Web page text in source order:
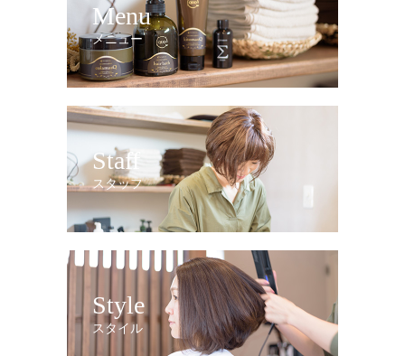
Menu
メニュー
Staff
スタッフ
Style
スタイル